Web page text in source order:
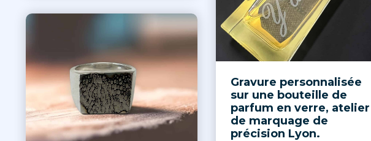
Gravure personnalisée
sur une bouteille de
parfum en verre, atelier
de marquage de
précision Lyon.